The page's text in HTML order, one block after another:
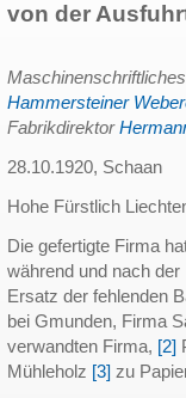
von der
Hammersteiner
Fabrikdirektor
28.10.1920, Schaan
Hohe Fürstlich
Die gefertigte Firma
während und nach
Ersatz der fehlenden
bei Gmunden, Firma
verwandten Firma, [2]
Mühleholz [3] zu